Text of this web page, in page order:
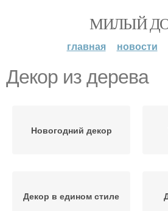
МИЛЫЙ
главная новости
Декор из дерева
Новогодний декор
Декор в едином стиле